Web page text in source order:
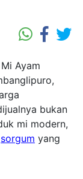
Ayam
bukan
mi modern,
sorgum yang